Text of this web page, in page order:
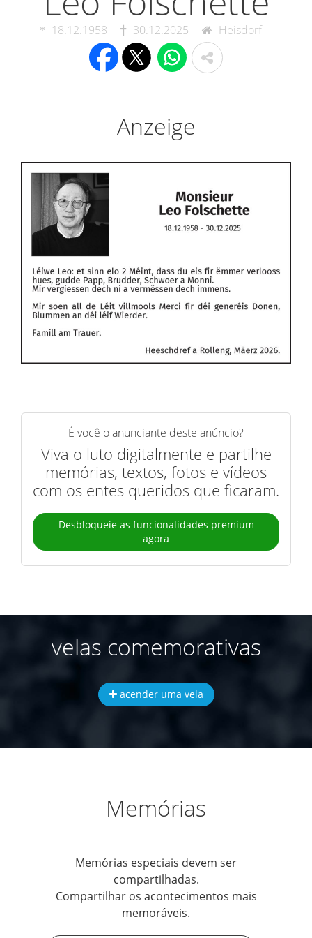
18.12.1958 30.12.2025 Heisdorf
Anzeige
É você o anunciante deste anúncio?
Viva o luto digitalmente e partilhe
memórias, textos, fotos e vídeos
com os entes queridos que ficaram.
Desbloqueie as funcionalidades premium
agora
velas comemorativas
acender uma vela
Memórias
Memórias especiais devem ser
compartilhadas.
Compartilhar os acontecimentos mais
memoráveis.